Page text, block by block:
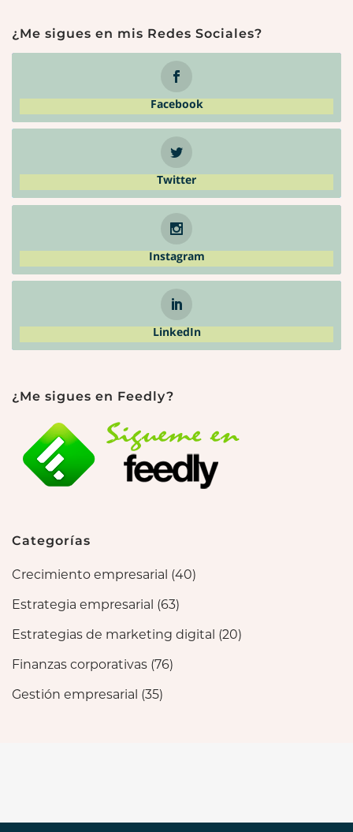
¿Me sigues en mis Redes Sociales?
Facebook
Twitter
Instagram
LinkedIn
¿Me sigues en Feedly?
Categorías
Crecimiento empresarial (40)
Estrategia empresarial (63)
Estrategias de marketing digital (20)
Finanzas corporativas (76)
Gestión empresarial (35)